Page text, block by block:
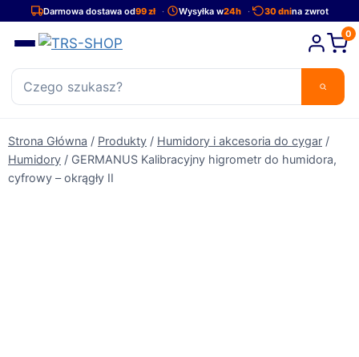
PrzejdźDarmowa dostawa od99 zł Wysyłka w24h 30 dnina zwrot
0
Strona Główna / Produkty / Humidory i akcesoria do cygar /
Humidory / GERMANUS Kalibracyjny higrometr do humidora,
cyfrowy – okrągły II